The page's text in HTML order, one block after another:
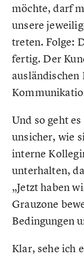
möchte, darf
unsere
treten. Folge:
fertig. Der
Und so geht
unsicher, wie
interne
unterhalten,
„Jetzt haben
Grauzone
Bedingungen
Klar, sehe ich